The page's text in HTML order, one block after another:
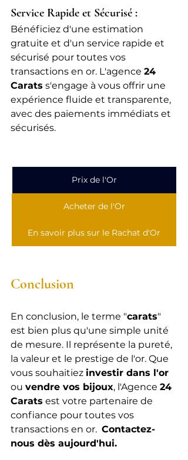
Service Rapide et Sécurisé :
Bénéficiez d'une estimation
gratuite et d'un service rapide et
sécurisé pour toutes vos
transactions en or. L'agence 24
Carats s'engage à vous offrir une
expérience fluide et transparente,
avec des paiements immédiats et
sécurisés.
Prix de l'Or
Acheter de l'Or
En savoir plus sur le Rachat d'Or
Conclusion
En conclusion, le terme "carats"
est bien plus qu'une simple unité
de mesure. Il représente la pureté,
la valeur et le prestige de l'or. Que
vous souhaitiez investir dans l'or
ou vendre vos bijoux, l'Agence 24
Carats est votre partenaire de
confiance pour toutes vos
transactions en or. Contactez-
nous dès aujourd'hui.